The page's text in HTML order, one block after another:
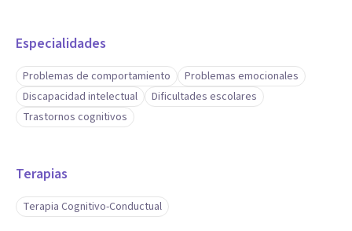
Especialidades
Problemas de comportamiento
Problemas emocionales
Discapacidad intelectual
Dificultades escolares
Trastornos cognitivos
Terapias
Terapia Cognitivo-Conductual